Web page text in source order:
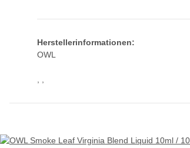
Herstellerinformationen:
OWL